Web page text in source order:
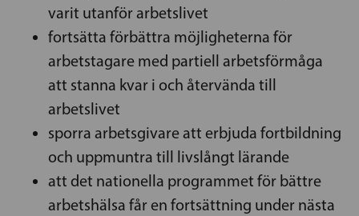
varit utanför arbetslivet
fortsätta förbättra möjligheterna för
arbetstagare med partiell arbetsförmåga
att stanna kvar i och återvända till
arbetslivet
sporra arbetsgivare att erbjuda fortbildning
och uppmuntra till livslångt lärande
att det nationella programmet för bättre
arbetshälsa får en fortsättning under nästa